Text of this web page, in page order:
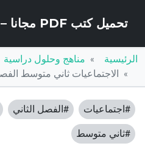
تحميل كتب PDF مجانا – كتب كو
الرئيسية
مناهج وحلول دراسية
الاجتماعيات ثاني متوسط
#اجتماعيات #الفصل الثاني
#ثاني متوسط